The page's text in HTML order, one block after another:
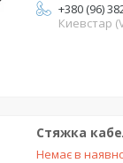
+380 (96)
Киевстар
Стяжка
Немає в